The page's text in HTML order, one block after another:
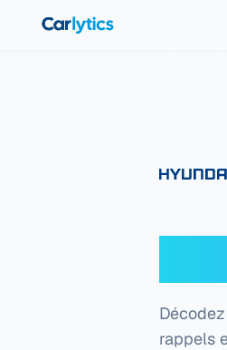
rappels